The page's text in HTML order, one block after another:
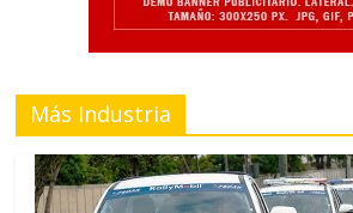
Más Industria